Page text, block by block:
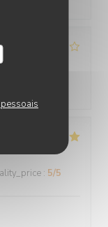
: 5/5